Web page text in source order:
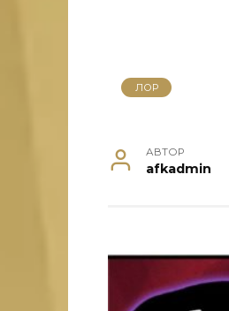
ЛОР
АВТОР
afkadmin